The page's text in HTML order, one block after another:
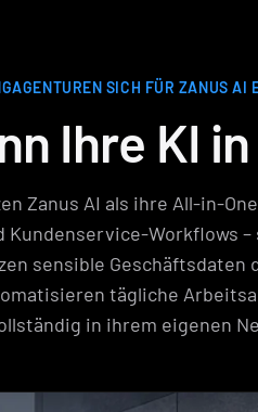
SICH FÜR ZANUS AI
Ihre KI
Zanus AI als ihre All-in-
Kundenservice-Workflows
sensible Geschäftsdaten
tägliche
in ihrem eigenen